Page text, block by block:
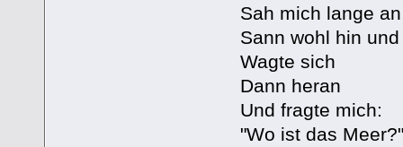
Sah mich lange
Sann wohl hin
Wagte sich
Dann heran
Und fragte mich:
"Wo ist das Meer?"